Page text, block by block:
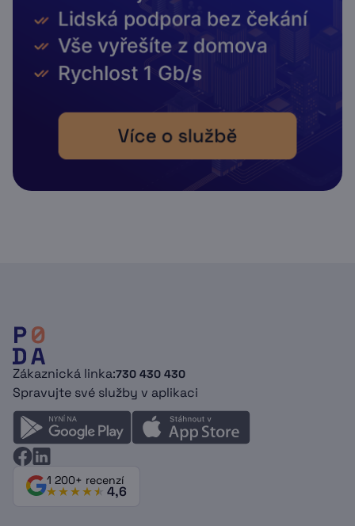
Zákaznická linka:730 430 430
Spravujte své služby v aplikaci
1 200+ recenzí
4,6